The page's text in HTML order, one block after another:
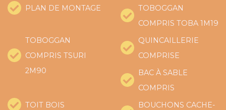
PLAN DE MONTAGE
TOBOGGAN
COMPRIS TOBA 1M19
TOBOGGAN
COMPRIS TSURI
2M90
QUINCAILLERIE
COMPRISE
BAC À SABLE
COMPRIS
TOIT BOIS
BOUCHONS CACHE-